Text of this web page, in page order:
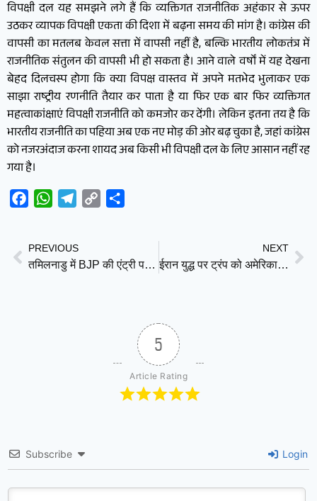
विपक्षी दल यह समझने लगे हैं कि व्यक्तिगत राजनीतिक अहंकार से ऊपर
उठकर व्यापक विपक्षी एकता की दिशा में बढ़ना समय की मांग है। कांग्रेस की
वापसी का मतलब केवल सत्ता में वापसी नहीं है, बल्कि भारतीय लोकतंत्र में
राजनीतिक संतुलन की वापसी भी हो सकता है। आने वाले वर्षों में यह देखना
बेहद दिलचस्प होगा कि क्या विपक्ष वास्तव में अपने मतभेद भुलाकर एक
साझा राष्ट्रीय रणनीति तैयार कर पाता है या फिर एक बार फिर व्यक्तिगत
महत्वाकांक्षाएं विपक्षी राजनीति को कमजोर कर देंगी। लेकिन इतना तय है कि
भारतीय राजनीति का पहिया अब एक नए मोड़ की ओर बढ़ चुका है, जहां कांग्रेस
को नजरअंदाज करना शायद अब किसी भी विपक्षी दल के लिए आसान नहीं रह
गया है।
FacebookWhatsAppTelegram
Copy
PREVIOUS
तमिलनाडु में BJP की एंट्री पर लगा ब्रेक?” — स्टालिन को लेकर सोशल मीडिया में ‘किंगमेकर’ नैरेटिव
NEXT
ईरान युद्ध पर ट्रंप को अमेरिका में बड़ा झटका, 3 में से 2 अमेरिकी बोले- युद्ध की वजह साफ नहीं बताई
5
Article Rating
Subscribe Login